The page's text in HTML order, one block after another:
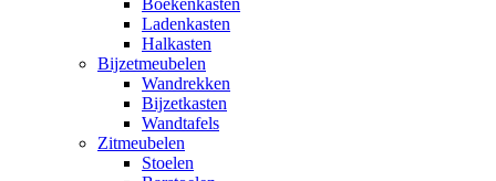
Ladenkasten
Halkasten
Bijzetmeubelen
Wandrekken
Bijzetkasten
Wandtafels
Zitmeubelen
Stoelen